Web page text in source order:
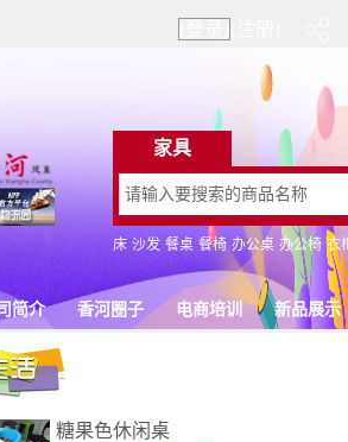
糖果色休闲桌